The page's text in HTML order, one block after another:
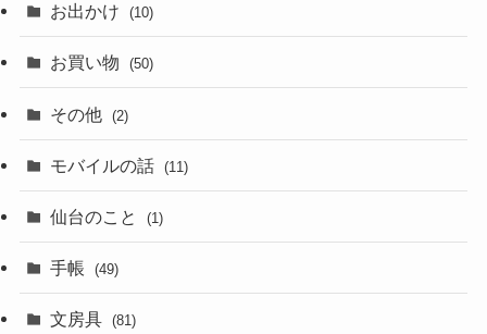
お出かけ (10)
お買い物 (50)
その他 (2)
モバイルの話 (11)
仙台のこと (1)
手帳 (49)
文房具 (81)